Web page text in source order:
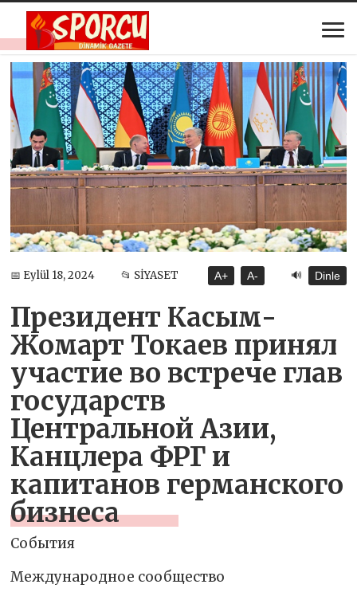
📅 Eylül 18, 2024 📂 SİYASET A+ A- 🔊 Dinle
Президент Касым-
Жомарт Токаев принял
участие во встрече глав
государств
Центральной Азии,
Канцлера ФРГ и
капитанов германского
бизнеса
События
Международное сообщество